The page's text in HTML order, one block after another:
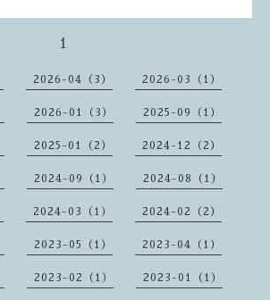
1
2026-04（3） 2026-03（1）
2026-01（3） 2025-09（1）
2025-01（2） 2024-12（2）
2024-09（1） 2024-08（1）
2024-03（1） 2024-02（2）
2023-05（1） 2023-04（1）
2023-02（1） 2023-01（1）